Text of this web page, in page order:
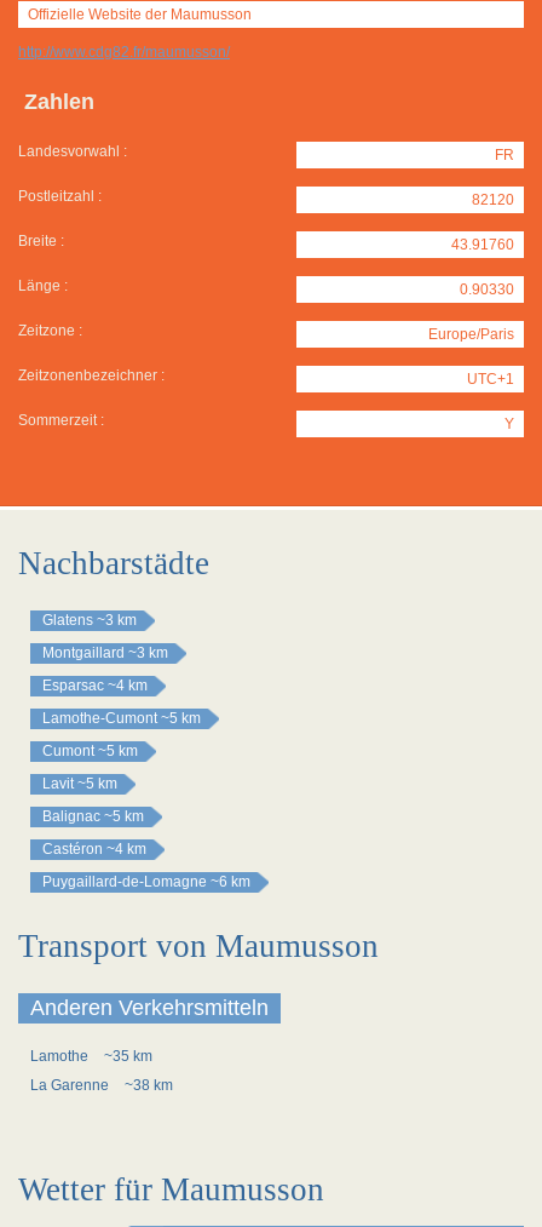
Offizielle Website der Maumusson
http://www.cdg82.fr/maumusson/
Zahlen
Landesvorwahl : FR
Postleitzahl : 82120
Breite : 43.91760
Länge : 0.90330
Zeitzone : Europe/Paris
Zeitzonenbezeichner : UTC+1
Sommerzeit : Y
Nachbarstädte
Glatens ~3 km
Montgaillard ~3 km
Esparsac ~4 km
Lamothe-Cumont ~5 km
Cumont ~5 km
Lavit ~5 km
Balignac ~5 km
Castéron ~4 km
Puygaillard-de-Lomagne ~6 km
Transport von Maumusson
Anderen Verkehrsmitteln
Lamothe
~35 km
La Garenne
~38 km
Wetter für Maumusson